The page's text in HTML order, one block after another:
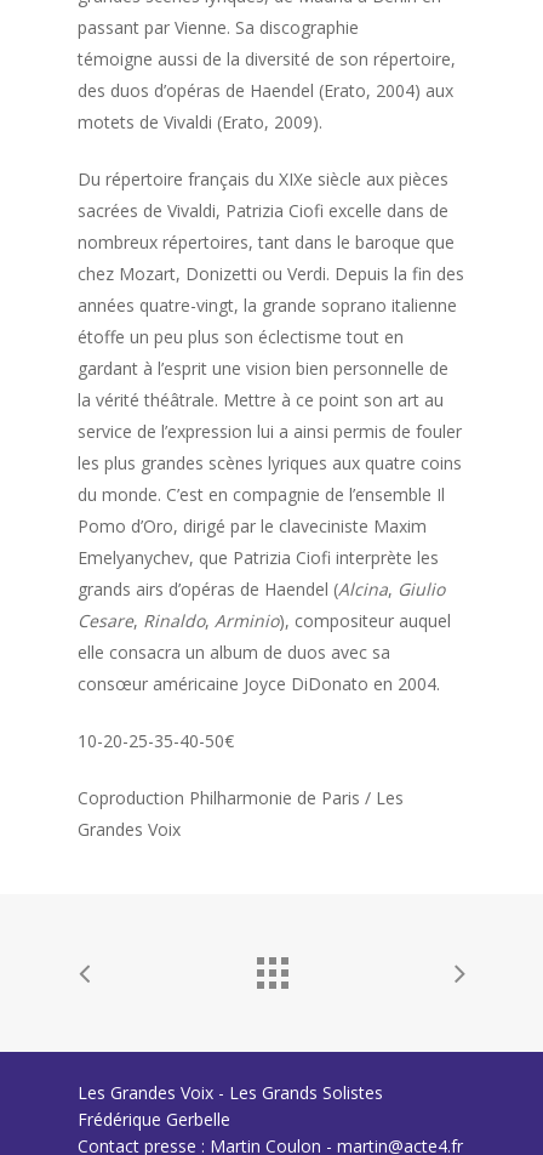
passant par Vienne. Sa discographie
témoigne aussi de la diversité de son répertoire,
des duos d’opéras de Haendel (Erato, 2004) aux
motets de Vivaldi (Erato, 2009).
Du répertoire français du XIXe siècle aux pièces
sacrées de Vivaldi, Patrizia Ciofi excelle dans de
nombreux répertoires, tant dans le baroque que
chez Mozart, Donizetti ou Verdi. Depuis la fin des
années quatre-vingt, la grande soprano italienne
étoffe un peu plus son éclectisme tout en
gardant à l’esprit une vision bien personnelle de
la vérité théâtrale. Mettre à ce point son art au
service de l’expression lui a ainsi permis de fouler
les plus grandes scènes lyriques aux quatre coins
du monde. C’est en compagnie de l’ensemble Il
Pomo d’Oro, dirigé par le claveciniste Maxim
Emelyanychev, que Patrizia Ciofi interprète les
grands airs d’opéras de Haendel (Alcina, Giulio
Cesare, Rinaldo,Arminio), compositeur auquel
elle consacra un album de duos avec sa
consœur américaine Joyce DiDonato en 2004.
10-20-25-35-40-50€
Coproduction Philharmonie de Paris / Les
Grandes Voix
Les Grandes Voix - Les Grands Solistes
Frédérique Gerbelle
Contact presse : Martin Coulon - martin@acte4.fr